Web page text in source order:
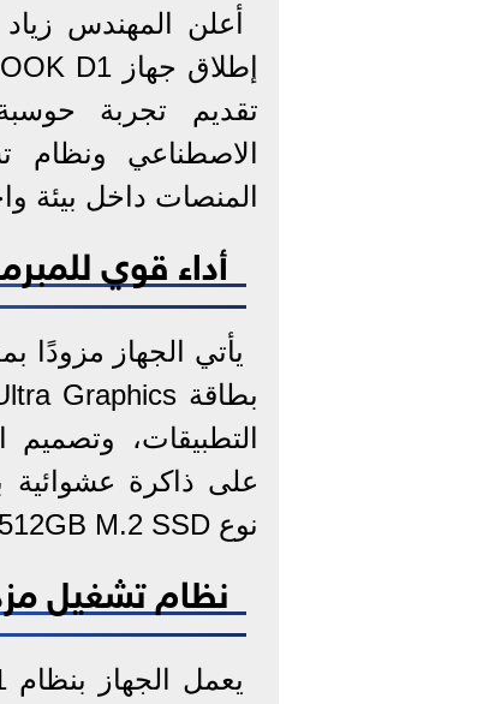
تقديم تجربة
الاصطناعي ونظام
المنصات داخل بيئة
أداء قوي
التطبيقات، وتصميم
نوع 512GB M.2 SSD، لضمان سرعة تشغيل النظام والتطبيقات.
نظام تشغيل